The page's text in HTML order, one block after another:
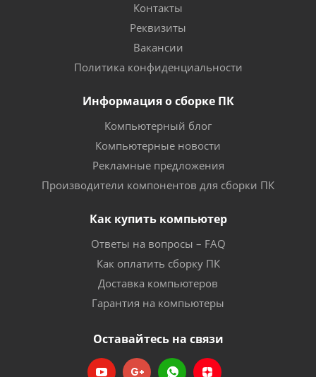
Контакты
Реквизиты
Вакансии
Политика конфиденциальности
Информация о сборке ПК
Компьютерный блог
Компьютерные новости
Рекламные предложения
Производители компонентов для сборки ПК
Как купить компьютер
Ответы на вопросы – FAQ
Как оплатить сборку ПК
Доставка компьютеров
Гарантия на компьютеры
Оставайтесь на связи